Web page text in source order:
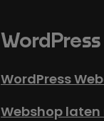
WordPress
Webshop